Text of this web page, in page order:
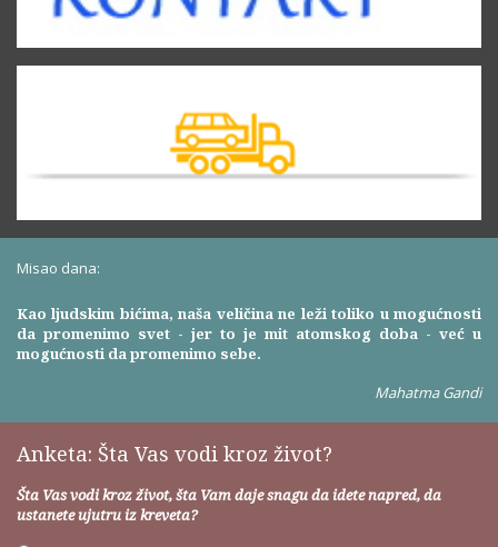
Misao dana:
Kao ljudskim bićima, naša veličina ne leži toliko u mogućnosti
da promenimo svet - jer to je mit atomskog doba - već u
mogućnosti da promenimo sebe.
Mahatma Gandi
Anketa: Šta Vas vodi kroz život?
Šta Vas vodi kroz život, šta Vam daje snagu da idete napred, da
ustanete ujutru iz kreveta?